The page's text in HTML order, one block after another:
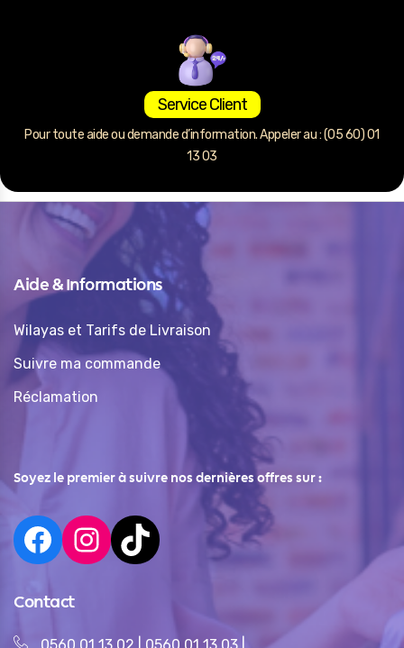
Service Client
Pour toute aide ou demande d’information. Appeler au : (05 60) 01
13 03
Aide & Informations
Wilayas et Tarifs de Livraison
Suivre ma commande
Réclamation
Soyez le premier à suivre nos dernières offres sur :
Contact